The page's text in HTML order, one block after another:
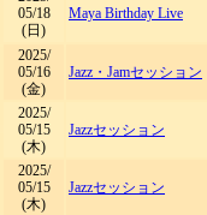
05/18
(日)
Maya Birthday Live
2025/
05/16
(金)
Jazz・Jamセッション
2025/
05/15
(木)
Jazzセッション
2025/
05/15
(木)
Jazzセッション